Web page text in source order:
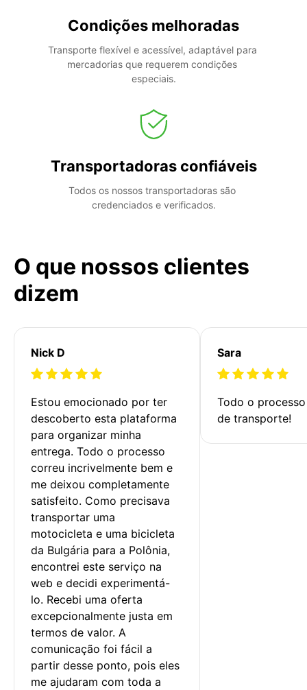
Condições melhoradas
Transporte flexível e acessível, adaptável para
mercadorias que requerem condições
especiais.
Transportadoras confiáveis
Todos os nossos transportadoras são
credenciados e verificados.
O que nossos clientes
dizem
Nick D
Estou emocionado por ter
descoberto esta plataforma
para organizar minha
entrega. Todo o processo
correu incrivelmente bem e
me deixou completamente
satisfeito. Como precisava
transportar uma
motocicleta e uma bicicleta
da Bulgária para a Polônia,
encontrei este serviço na
web e decidi experimentá-
lo. Recebi uma oferta
excepcionalmente justa em
termos de valor. A
comunicação foi fácil a
partir desse ponto, pois eles
me ajudaram com toda a
Sara
Todo o
de transporte!